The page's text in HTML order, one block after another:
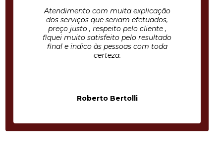
Atendimento com muita explicação
dos serviços que seriam efetuados,
preço justo , respeito pelo cliente ,
fiquei muito satisfeito pelo resultado
final e indico às pessoas com toda
certeza.
Roberto Bertolli